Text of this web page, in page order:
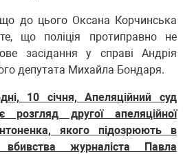
до цього Оксана Корчинська
що поліція протиправно не
засідання у справі Андрія
депутата Михайла Бондаря.
10 січня, Апеляційний суд
розгляд другої апеляційної
якого підозрюють в
журналіста Павла